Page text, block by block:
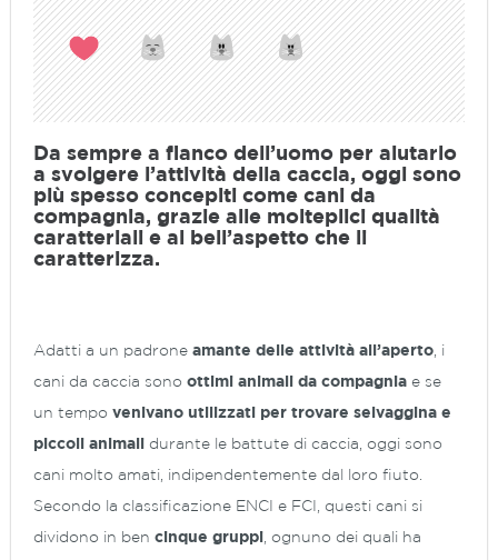
Da sempre a fianco dell’uomo per aiutarlo
a svolgere l’attività della caccia, oggi sono
più spesso concepiti come cani da
compagnia, grazie alle molteplici qualità
caratteriali e al bell’aspetto che li
caratterizza.
Adatti a un padrone amante delle attività all’aperto , i
cani da caccia sono ottimi animali da compagnia e se
un tempo venivano utilizzati per trovare selvaggina e
piccoli animali durante le battute di caccia, oggi sono
cani molto amati, indipendentemente dal loro fiuto.
Secondo la classificazione ENCI e FCI, questi cani si
dividono in ben cinque gruppi , ognuno dei quali ha